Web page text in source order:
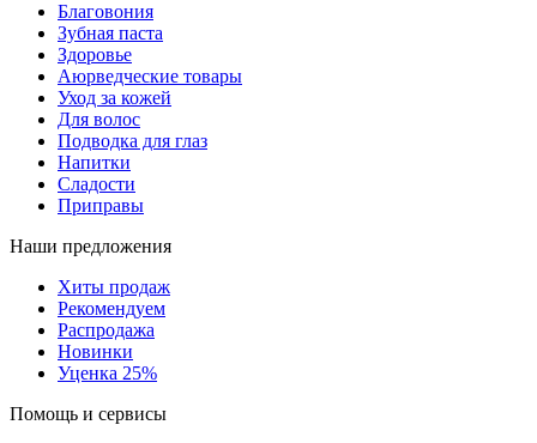
Благовония
Зубная паста
Здоровье
Аюрведческие товары
Уход за кожей
Для волос
Подводка для глаз
Напитки
Сладости
Приправы
Наши предложения
Хиты продаж
Рекомендуем
Распродажа
Новинки
Уценка 25%
Помощь и сервисы